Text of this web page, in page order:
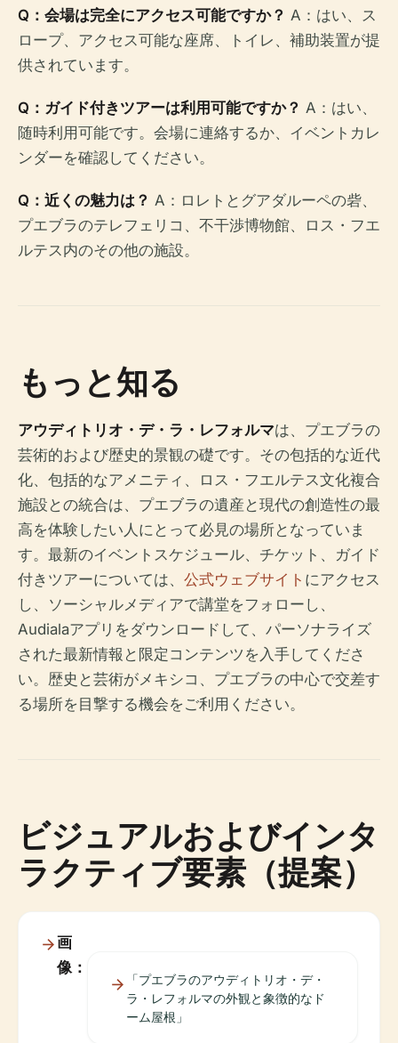
Q：会場は完全にアクセス可能ですか？ A：はい、ス
ロープ、アクセス可能な座席、トイレ、補助装置が提
供されています。
Q：ガイド付きツアーは利用可能ですか？ A：はい、
随時利用可能です。会場に連絡するか、イベントカレ
ンダーを確認してください。
Q：近くの魅力は？ A：ロレトとグアダルーペの砦、
プエブラのテレフェリコ、不干渉博物館、ロス・フエ
ルテス内のその他の施設。
もっと知る
アウディトリオ・デ・ラ・レフォルマは、プエブラの
芸術的および歴史的景観の礎です。その包括的な近代
化、包括的なアメニティ、ロス・フエルテス文化複合
施設との統合は、プエブラの遺産と現代の創造性の最
高を体験したい人にとって必見の場所となっていま
す。最新のイベントスケジュール、チケット、ガイド
付きツアーについては、 公式ウェブサイト にアクセス
し、ソーシャルメディアで講堂をフォローし、
Audialaアプリをダウンロードして、パーソナライズ
された最新情報と限定コンテンツを入手してくださ
い。歴史と芸術がメキシコ、プエブラの中心で交差す
る場所を目撃する機会をご利用ください。
ビジュアルおよびインタ
ラクティブ要素（提案）
画
像：
「プエブラのアウディトリオ・デ・
ラ・レフォルマの外観と象徴的なド
ーム屋根」